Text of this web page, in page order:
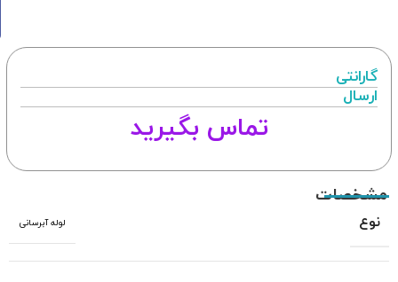
گارانتی
ارسال
تماس بگیرید
مشخصات
نوع لوله آبرسانی